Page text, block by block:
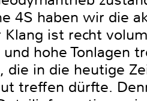
4S haben wir die
ist recht
hohe Tonlagen
die in die heutige
treffen dürfte.